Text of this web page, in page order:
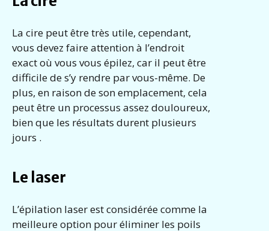
La cire peut être très utile, cependant,
vous devez faire attention à l’endroit
exact où vous vous épilez, car il peut être
difficile de s’y rendre par vous-même. De
plus, en raison de son emplacement, cela
peut être un processus assez douloureux,
bien que les résultats durent plusieurs
jours .
Le laser
L’épilation laser est considérée comme la
meilleure option pour éliminer les poils